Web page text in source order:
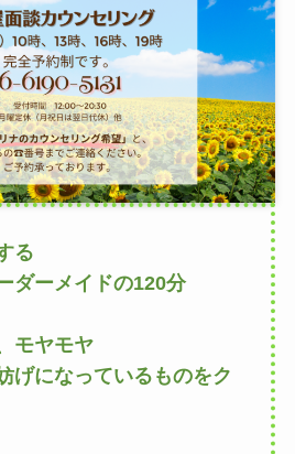
る
ダーメイドの120分
モヤモヤ
げになっているものをク